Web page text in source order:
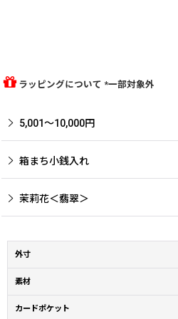
ラッピングについて *一部対象外
5,001〜10,000円
箱まち小銭入れ
茉莉花＜翡翠＞
外寸
素材
カードポケット